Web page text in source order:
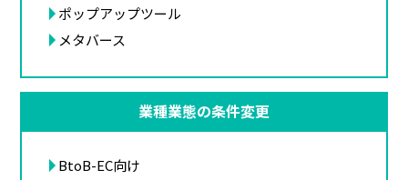
ポップアップツール
メタバース
業種業態の条件変更
BtoB-EC向け